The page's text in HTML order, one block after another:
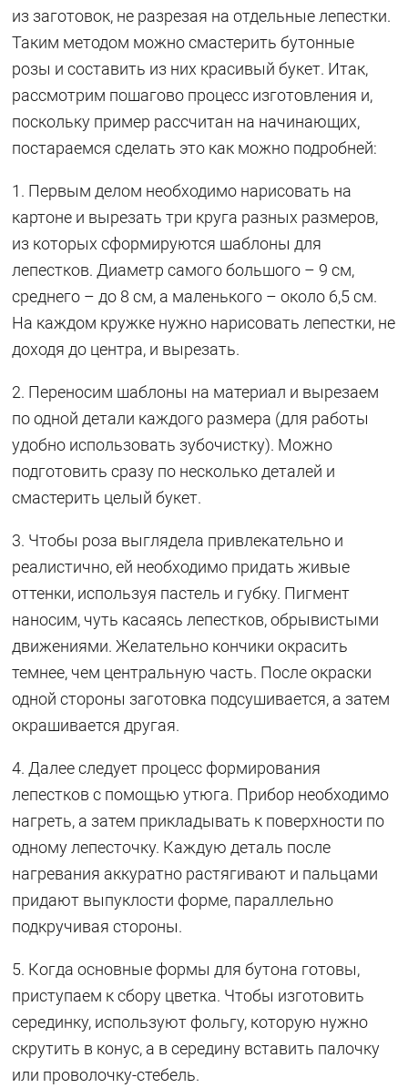
из заготовок, не разрезая на отдельные лепестки.
Таким методом можно смастерить бутонные
розы и составить из них красивый букет. Итак,
рассмотрим пошагово процесс изготовления и,
поскольку пример рассчитан на начинающих,
постараемся сделать это как можно подробней:
1. Первым делом необходимо нарисовать на
картоне и вырезать три круга разных размеров,
из которых сформируются шаблоны для
лепестков. Диаметр самого большого – 9 см,
среднего – до 8 см, а маленького – около 6,5 см.
На каждом кружке нужно нарисовать лепестки, не
доходя до центра, и вырезать.
2. Переносим шаблоны на материал и вырезаем
по одной детали каждого размера (для работы
удобно использовать зубочистку). Можно
подготовить сразу по несколько деталей и
смастерить целый букет.
3. Чтобы роза выглядела привлекательно и
реалистично, ей необходимо придать живые
оттенки, используя пастель и губку. Пигмент
наносим, чуть касаясь лепестков, обрывистыми
движениями. Желательно кончики окрасить
темнее, чем центральную часть. После окраски
одной стороны заготовка подсушивается, а затем
окрашивается другая.
4. Далее следует процесс формирования
лепестков с помощью утюга. Прибор необходимо
нагреть, а затем прикладывать к поверхности по
одному лепесточку. Каждую деталь после
нагревания аккуратно растягивают и пальцами
придают выпуклости форме, параллельно
подкручивая стороны.
5. Когда основные формы для бутона готовы,
приступаем к сбору цветка. Чтобы изготовить
серединку, используют фольгу, которую нужно
скрутить в конус, а в середину вставить палочку
или проволочку-стебель.